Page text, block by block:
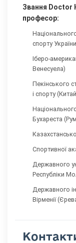
Звання Doctor
професор:
спорту України
Іберо-
Венесуела)
Пекінського
і спорту
Бухареста
Спортивної
Державного
Республіки
Державного
Вірменії